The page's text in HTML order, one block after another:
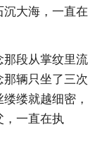
大海，一直在
那段从掌纹里流
辆只坐了三次
缕就越细密，
一直在执